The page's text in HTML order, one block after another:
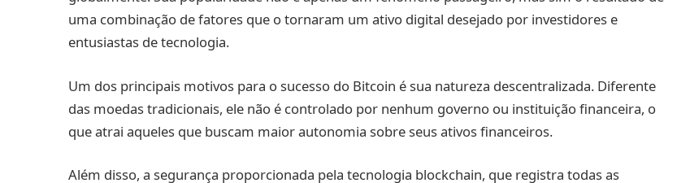
uma combinação de fatores que o tornaram um ativo digital desejado por investidores e
entusiastas de tecnologia.
Um dos principais motivos para o sucesso do Bitcoin é sua natureza descentralizada. Diferente
das moedas tradicionais, ele não é controlado por nenhum governo ou instituição financeira, o
que atrai aqueles que buscam maior autonomia sobre seus ativos financeiros.
Além disso, a segurança proporcionada pela tecnologia blockchain, que registra todas as